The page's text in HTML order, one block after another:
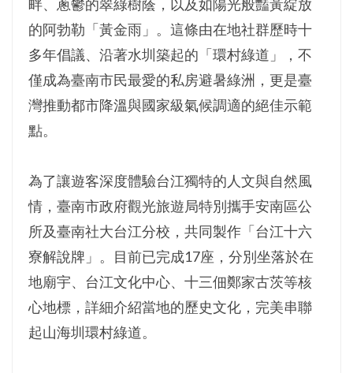
畔、蔥鬱的翠綠樹蔭，以及如陽光般豔黃綻放
的阿勃勒「黃金雨」。這條由在地社群歷時十
多年倡議、沿著水圳築起的「環村綠道」，不
僅成為臺南市民最愛的私房避暑綠洲，更是臺
灣推動都市降溫與國家級氣候調適的絕佳示範
點。
為了讓遊客深度體驗台江獨特的人文與自然風
情，臺南市政府觀光旅遊局特別攜手安南區公
所及臺南社大台江分校，共同製作「台江十六
寮解說牌」。目前已完成17座，分別坐落於在
地廟宇、台江文化中心、十三佃鄭家古茨等核
心地標，詳細介紹當地的歷史文化，完美串聯
起山海圳環村綠道。